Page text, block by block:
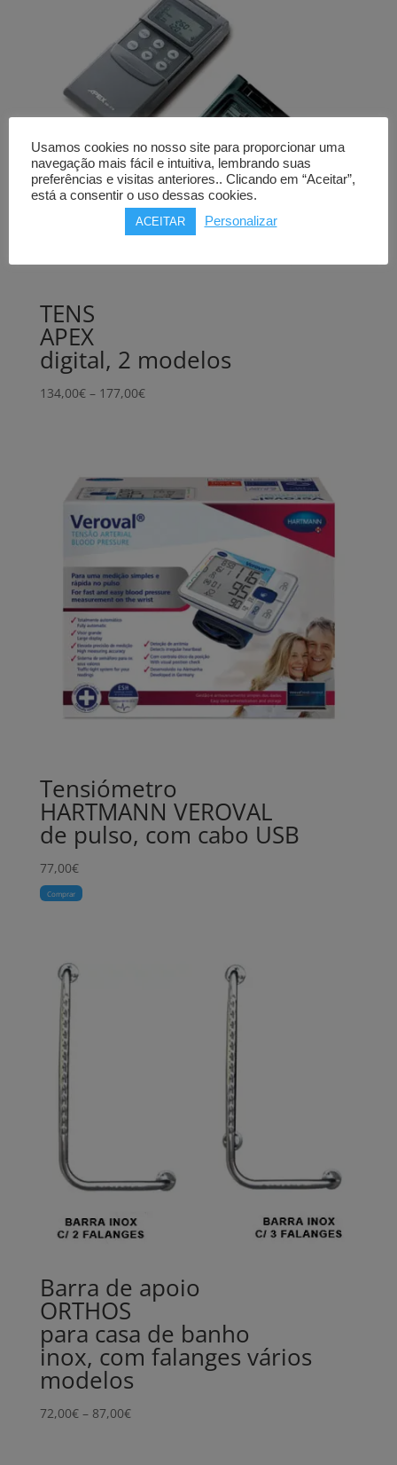
TENS
APEX
digital, 2 modelos
134,00€ – 177,00€Price
Tensiómetro
HARTMANN VEROVAL
de pulso, com cabo USB
77,00€
Comprar
Barra de apoio
ORTHOS
para casa de banho
inox, com falanges vários
modelos
72,00€ – 87,00€Price
Usamos cookies no nosso site para proporcionar uma
navegação mais fácil e intuitiva, lembrando suas
preferências e visitas anteriores.. Clicando em “Aceitar”,
está a consentir o uso dessas cookies.
ACEITAR Personalizar